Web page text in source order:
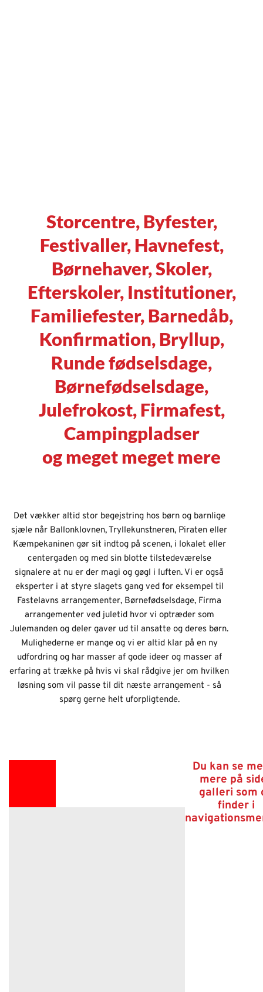
Storcentre, Byfester,
Festivaller, Havnefest,
Børnehaver, Skoler,
Efterskoler, Institutioner,
Familiefester, Barnedåb,
Konfirmation, Bryllup,
Runde fødselsdage,
Børnefødselsdage,
Julefrokost, Firmafest,
Campingpladser
og meget meget mere
Det vækker altid stor begejstring hos børn og barnlige
sjæle når Ballonklovnen, Tryllekunstneren, Piraten eller
Kæmpekaninen gør sit indtog på scenen, i lokalet eller
centergaden og med sin blotte tilstedeværelse
signalere at nu er der magi og gøgl i luften. Vi er også
eksperter i at styre slagets gang ved for eksempel til
Fastelavns arrangementer, Børnefødselsdage, Firma
arrangementer ved juletid hvor vi optræder som
Julemanden og deler gaver ud til ansatte og deres børn.
Mulighederne er mange og vi er altid klar på en ny
udfordring og har masser af gode ideer og masser af
erfaring at trække på hvis vi skal rådgive jer om hvilken
løsning som vil passe til dit næste arrangement - så
spørg gerne helt uforpligtende.
Du kan se
mere på
galleri som
finder i